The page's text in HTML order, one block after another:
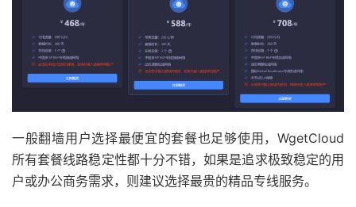
一般翻墙用户选择最便宜的套餐也足够使用，WgetCloud
所有套餐线路稳定性都十分不错，如果是追求极致稳定的用
户或办公商务需求，则建议选择最贵的精品专线服务。